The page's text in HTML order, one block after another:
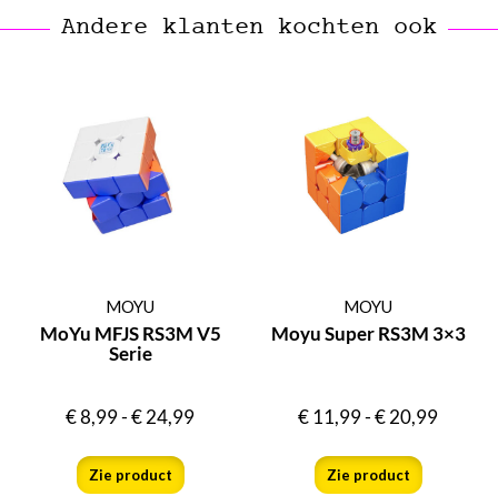
Andere klanten kochten ook
MOYU
MoYu MFJS RS3M V5
Serie
€8,99-€24,99
Zie product
MOYU
Moyu Super RS3M 3×3
€11,99-€20,99
Zie product